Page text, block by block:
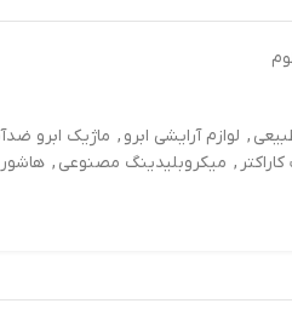
, لوازم آرایشی ابرو , ماژیک ابرو
, میکروبلیدینگ مصنوعی , هاشور